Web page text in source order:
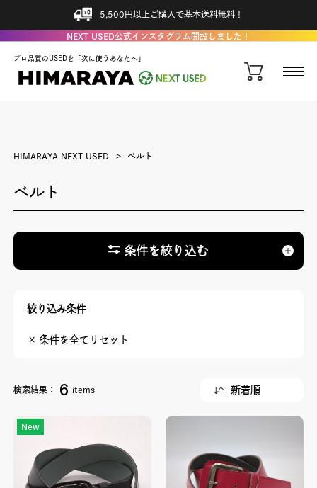
5,500円以上ご購入で基本送料無料！
NEXT USED公式インスタグラム開設しました！
プロ品質のUSEDを「次に使うあなたへ」
HIMARAYA NEXT USED ベルト
ベルト
条件を絞り込む
絞り込み条件
× 条件を全てリセット
検索結果： 6 items
New